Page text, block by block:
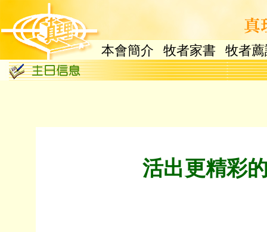
本會簡介 牧者家書 牧者
活出更精彩